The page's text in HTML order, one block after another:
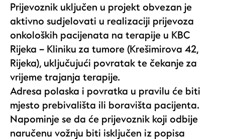
Prijevoznik uključen u projekt obvezan je
aktivno sudjelovati u realizaciji prijevoza
onkoloških pacijenata na terapije u KBC
Rijeka – Kliniku za tumore (Krešimirova 42,
Rijeka), uključujući povratak te čekanje za
vrijeme trajanja terapije.
Adresa polaska i povratka u pravilu će biti
mjesto prebivališta ili boravišta pacijenta.
Napominje se da će prijevoznik koji odbije
naručenu vožnju biti isključen iz popisa